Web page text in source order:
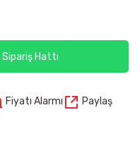
Hattı
Fiyatı Alarmı Paylaş